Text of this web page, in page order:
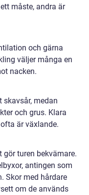
måste, andra är
och gärna
väljer många en
nacken.
skavsår, medan
och grus. Klara
är växlande.
turen bekvämare.
antingen som
Skor med hårdare
om de används